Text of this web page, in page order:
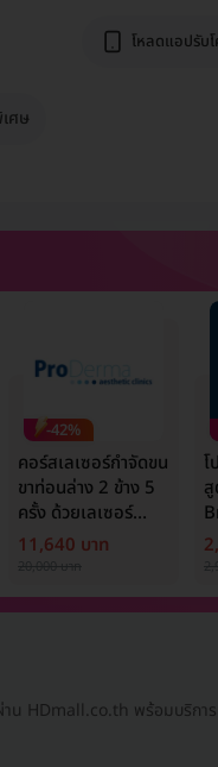
โหลดแอปรับ
ศษ
-42%
คอร์สเลเซอร์กำจัดขน
ขาท่อนล่าง 2 ข้าง 5
ครั้ง ด้วยเลเซอร์
Mediostar Next
11,640 บาท
โ
อ
าน HDmall.co.th พร้อมบริก